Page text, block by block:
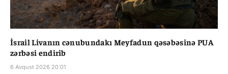
İsrail Livanın cənubundakı Meyfadun qəsəbəsinə PUA
zərbəsi endirib
6 Avqust 2026 20:01